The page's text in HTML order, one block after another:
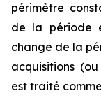
périmètre
de la période
change de la
acquisitions
est traité